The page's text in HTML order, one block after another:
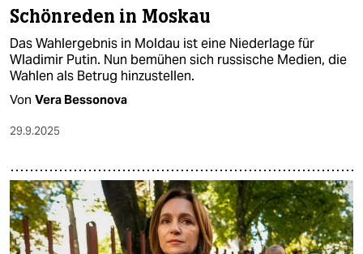
Schönreden in Moskau
Das Wahlergebnis in Moldau ist eine Niederlage für
Wladimir Putin. Nun bemühen sich russische Medien, die
Wahlen als Betrug hinzustellen.
Von Vera Bessonova
29.9.2025